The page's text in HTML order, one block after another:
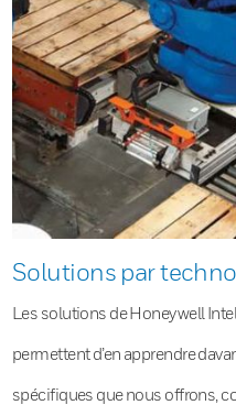
Solutions par
Les solutions de Honeywell
permettent d’en apprendre
spécifiques que nous offrons,